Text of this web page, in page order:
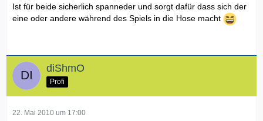
Ist für beide sicherlich spanneder und sorgt dafür dass sich der
eine oder andere während des Spiels in die Hose macht
diShmO
Profi
22. Mai 2010 um 17:00